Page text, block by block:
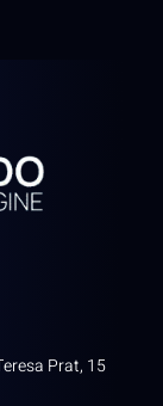
Prat, 15